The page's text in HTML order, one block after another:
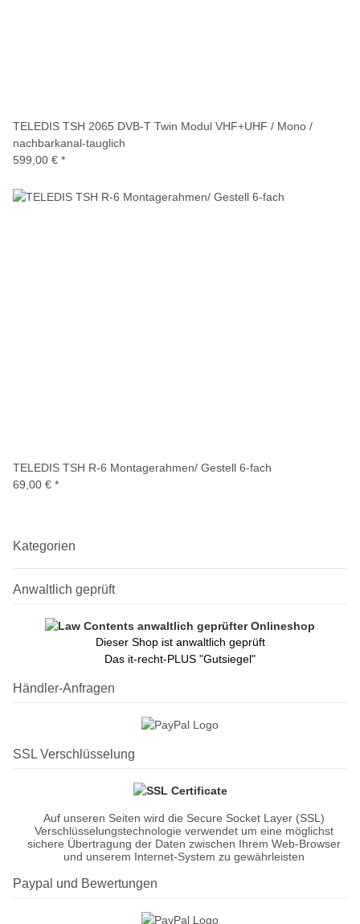
TELEDIS TSH 2065 DVB-T Twin Modul VHF+UHF / Mono /
nachbarkanal-tauglich
599,00 € *
TELEDIS TSH R-6 Montagerahmen/ Gestell 6-fach
69,00 € *
Kategorien
Anwaltlich geprüft
Dieser Shop ist anwaltlich geprüft
Das it-recht-PLUS "Gutsiegel"
Händler-Anfragen
SSL Verschlüsselung
Auf unseren Seiten wird die Secure Socket Layer (SSL)
Verschlüsselungstechnologie verwendet um eine möglichst
sichere Übertragung der Daten zwischen Ihrem Web-Browser
und unserem Internet-System zu gewährleisten
Paypal und Bewertungen